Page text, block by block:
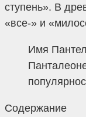
ступень». В
«все-» и
Имя
Содержание